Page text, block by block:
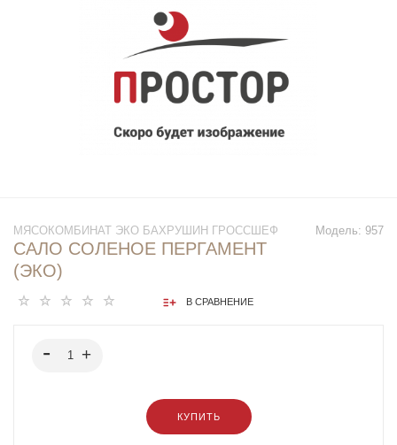
Модель: 957
МЯСОКОМБИНАТ ЭКО БАХРУШИН ГРОССШЕФ
САЛО СОЛЕНОЕ ПЕРГАМЕНТ
(ЭКО)
В СРАВНЕНИЕ
КУПИТЬ